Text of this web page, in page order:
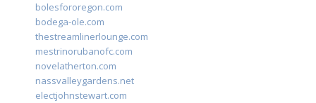
bolesfororegon.com
bodega-ole.com
thestreamlinerlounge.com
mestrinorubanofc.com
novelatherton.com
nassvalleygardens.net
electjohnstewart.com